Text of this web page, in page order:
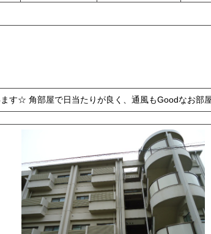
す☆ 角部屋で日当たりが良く、通風もGoodなお部